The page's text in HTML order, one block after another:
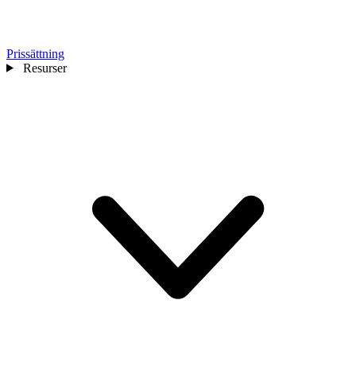
Prissättning
Resurser